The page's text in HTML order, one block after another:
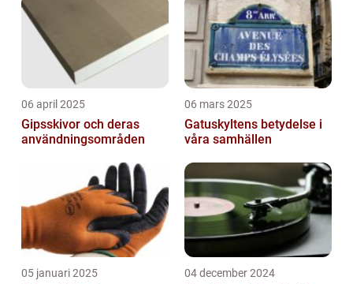
06 april 2025
Gipsskivor och deras
användningsområden
06 mars 2025
Gatuskyltens betydelse i
våra samhällen
05 januari 2025 04 december 2024